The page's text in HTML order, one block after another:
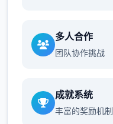
多人合作
团队协作挑战
成就系统
丰富的奖励机制